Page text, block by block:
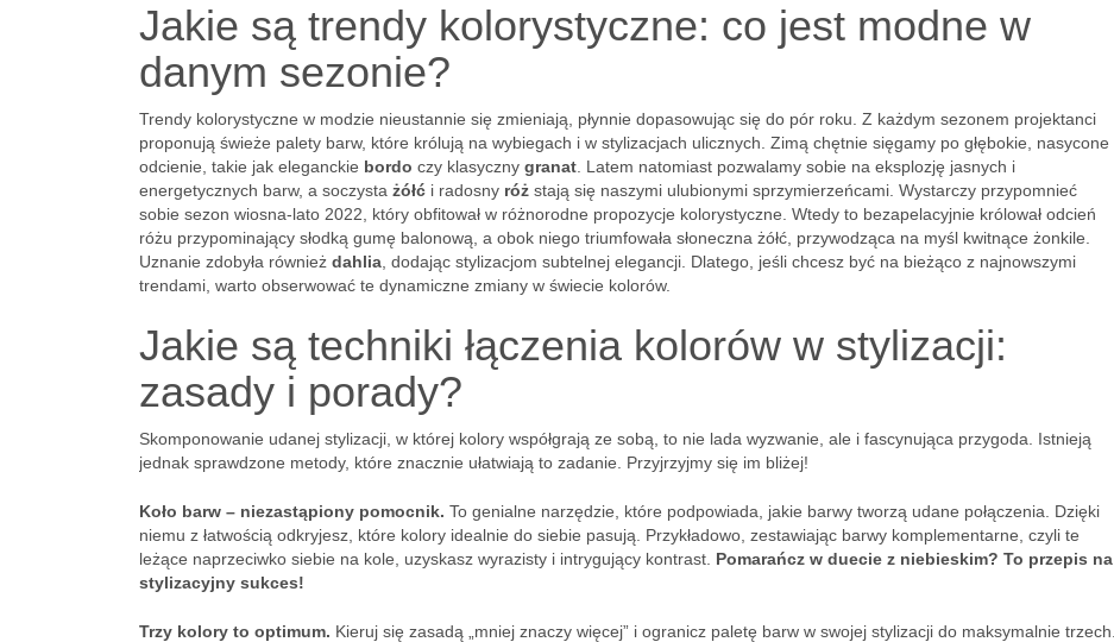
Jakie są trendy kolorystyczne: co jest modne w
danym sezonie?
Trendy kolorystyczne w modzie nieustannie się zmieniają, płynnie dopasowując się do pór roku. Z każdym sezonem projektanci
proponują świeże palety barw, które królują na wybiegach i w stylizacjach ulicznych. Zimą chętnie sięgamy po głębokie, nasycone
odcienie, takie jak eleganckie bordo czy klasyczny granat . Latem natomiast pozwalamy sobie na eksplozję jasnych i
energetycznych barw, a soczysta żółć i radosny róż stają się naszymi ulubionymi sprzymierzeńcami. Wystarczy przypomnieć
sobie sezon wiosna-lato 2022, który obfitował w różnorodne propozycje kolorystyczne. Wtedy to bezapelacyjnie królował odcień
różu przypominający słodką gumę balonową, a obok niego triumfowała słoneczna żółć, przywodząca na myśl kwitnące żonkile.
Uznanie zdobyła również dahlia , dodając stylizacjom subtelnej elegancji. Dlatego, jeśli chcesz być na bieżąco z najnowszymi
trendami, warto obserwować te dynamiczne zmiany w świecie kolorów.
Jakie są techniki łączenia kolorów w stylizacji:
zasady i porady?
Skomponowanie udanej stylizacji, w której kolory współgrają ze sobą, to nie lada wyzwanie, ale i fascynująca przygoda. Istnieją
jednak sprawdzone metody, które znacznie ułatwiają to zadanie. Przyjrzyjmy się im bliżej!
Koło barw – niezastąpiony pomocnik. To genialne narzędzie, które podpowiada, jakie barwy tworzą udane połączenia. Dzięki
niemu z łatwością odkryjesz, które kolory idealnie do siebie pasują. Przykładowo, zestawiając barwy komplementarne, czyli te
leżące naprzeciwko siebie na kole, uzyskasz wyrazisty i intrygujący kontrast. Pomarańcz w duecie z niebieskim? To przepis na
stylizacyjny sukces!
Trzy kolory to optimum. Kieruj się zasadą „mniej znaczy więcej” i ogranicz paletę barw w swojej stylizacji do maksymalnie trzech.